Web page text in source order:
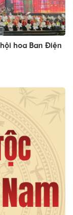
hoa Ban Điện